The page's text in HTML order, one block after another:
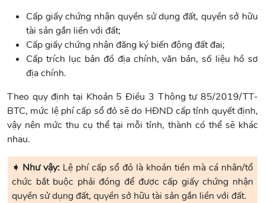
Cấp giấy chứng nhận quyền sử dụng đất, quyền sở hữu
tài sản gắn liền với đất;
Cấp giấy chứng nhận đăng ký biến động đất đai;
Cấp trích lục bản đồ địa chính, văn bản, số liệu hồ sơ
địa chính.
Theo quy định tại Khoản 5 Điều 3 Thông tư 85/2019/TT-
BTC, mức lệ phí cấp sổ đỏ sẽ do HĐND cấp tỉnh quyết định,
vậy nên mức thu cụ thể tại mỗi tỉnh, thành có thể sẽ khác
nhau.
➧ Như vậy: Lệ phí cấp sổ đỏ là khoản tiền mà cá nhân/tổ
chức bắt buộc phải đóng để được cấp giấy chứng nhận
quyền sử dụng đất, quyền sở hữu tài sản gắn liền với đất.